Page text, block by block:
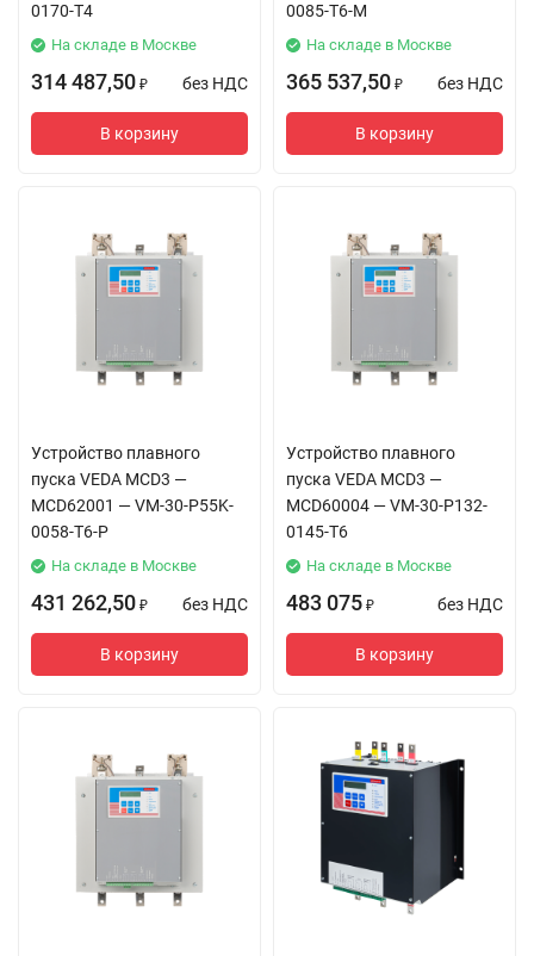
0170-T4
На складе в Москве
314 487,50 ₽ без НДС
В корзину
0085-T6-M
На складе в Москве
365 537,50 ₽ без НДС
В корзину
Устройство плавного
пуска VEDA MCD3 —
MCD62001 — VM-30-P55K-
0058-T6-P
На складе в Москве
431 262,50 ₽ без НДС
В корзину
Устройство плавного
пуска VEDA MCD3 —
MCD60004 — VM-30-P132-
0145-T6
На складе в Москве
483 075 ₽ без НДС
В корзину